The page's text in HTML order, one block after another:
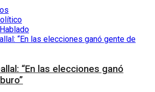
“En las elecciones ganó